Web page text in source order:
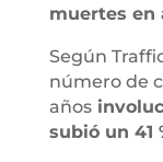
muertes en
Según
número de
años
subió un 41